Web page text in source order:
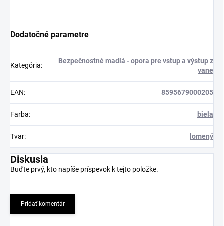
Dodatočné parametre
Kategória:
Bezpečnostné madlá - opora pre vstup a výstup z
vane
EAN: 8595679000205
Farba: biela
Tvar: lomený
Diskusia
Buďte prvý, kto napíše príspevok k tejto položke.
Pridať komentár